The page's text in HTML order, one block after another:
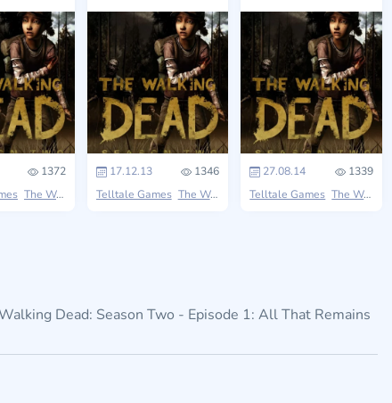
1372
The Walking Dead
17.12.13
1346
Telltale Games The Walking Dead
27.08.14
1339
Telltale Games The Walking Dead
Dead: Season Two - Episode 1: All That Remains